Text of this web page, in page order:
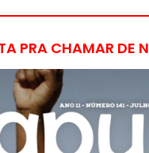
PRA CHAMAR DE